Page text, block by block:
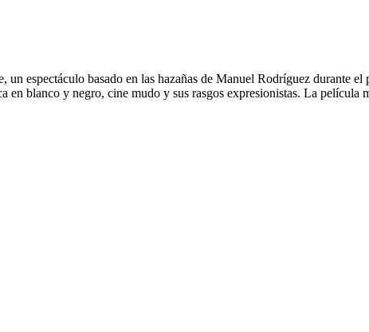
espectáculo basado en las hazañas de Manuel Rodríguez durante el
blanco y negro, cine mudo y sus rasgos expresionistas. La película